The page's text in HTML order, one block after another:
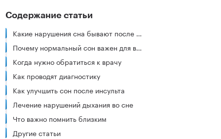
Содержание статьи
Какие нарушения сна бывают после инсульта
Почему нормальный сон важен для восстановления
Когда нужно обратиться к врачу
Как проводят диагностику
Как улучшить сон после инсульта
Лечение нарушений дыхания во сне
Что важно помнить близким
Другие статьи